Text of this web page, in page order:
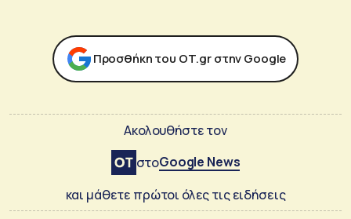
Προσθήκη του ΟΤ.gr στην Google
Ακολουθήστε τον
στοGoogle News
και μάθετε πρώτοι όλες τις ειδήσεις